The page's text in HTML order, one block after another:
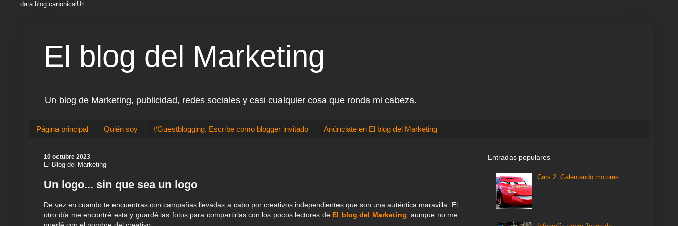
data:blog.canonicalUrl
El blog del Marketing
Un blog de Marketing, publicidad, redes sociales y casi cualquier cosa que ronda mi cabeza.
Página principal Quién soy #Guestblogging. Escribe como blogger invitado Anúnciate en El blog del Marketing
10 octubre 2023
El Blog del Marketing
Un logo... sin que sea un logo
De vez en cuando te encuentras con campañas llevadas a cabo por creativos independientes que son una auténtica maravilla. El
otro día me encontré esta y guardé las fotos para compartirlas con los pocos lectores de El blog del Marketing , aunque no me
Entradas populares
Cars 2. Calentando motores